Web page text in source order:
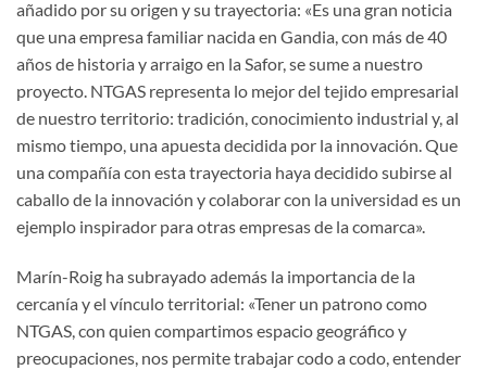
añadido por su origen y su trayectoria: «Es una gran noticia
que una empresa familiar nacida en Gandia, con más de 40
años de historia y arraigo en la Safor, se sume a nuestro
proyecto. NTGAS representa lo mejor del tejido empresarial
de nuestro territorio: tradición, conocimiento industrial y, al
mismo tiempo, una apuesta decidida por la innovación. Que
una compañía con esta trayectoria haya decidido subirse al
caballo de la innovación y colaborar con la universidad es un
ejemplo inspirador para otras empresas de la comarca».
Marín-Roig ha subrayado además la importancia de la
cercanía y el vínculo territorial: «Tener un patrono como
NTGAS, con quien compartimos espacio geográfico y
preocupaciones, nos permite trabajar codo a codo, entender